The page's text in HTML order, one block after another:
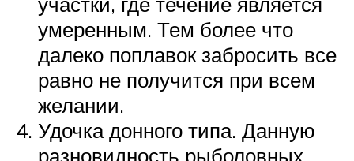
умеренным. Тем более что
далеко поплавок забросить все
равно не получится при всем
желании.
Удочка донного типа. Данную
разновидность рыболовных